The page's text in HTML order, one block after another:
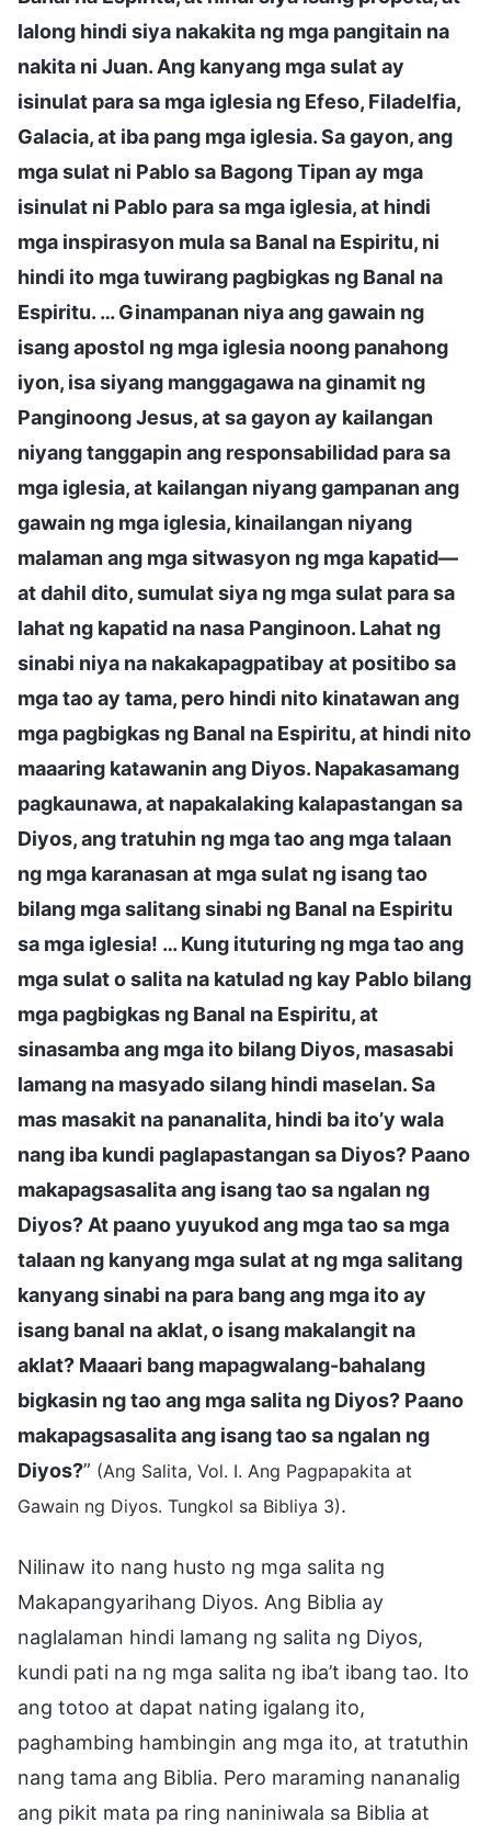
lalong hindi siya nakakita ng mga pangitain na
nakita ni Juan. Ang kanyang mga sulat ay
isinulat para sa mga iglesia ng Efeso, Filadelfia,
Galacia, at iba pang mga iglesia. Sa gayon, ang
mga sulat ni Pablo sa Bagong Tipan ay mga
isinulat ni Pablo para sa mga iglesia, at hindi
mga inspirasyon mula sa Banal na Espiritu, ni
hindi ito mga tuwirang pagbigkas ng Banal na
Espiritu. … Ginampanan niya ang gawain ng
isang apostol ng mga iglesia noong panahong
iyon, isa siyang manggagawa na ginamit ng
Panginoong Jesus, at sa gayon ay kailangan
niyang tanggapin ang responsabilidad para sa
mga iglesia, at kailangan niyang gampanan ang
gawain ng mga iglesia, kinailangan niyang
malaman ang mga sitwasyon ng mga kapatid—
at dahil dito, sumulat siya ng mga sulat para sa
lahat ng kapatid na nasa Panginoon. Lahat ng
sinabi niya na nakakapagpatibay at positibo sa
mga tao ay tama, pero hindi nito kinatawan ang
mga pagbigkas ng Banal na Espiritu, at hindi nito
maaaring katawanin ang Diyos. Napakasamang
pagkaunawa, at napakalaking kalapastangan sa
Diyos, ang tratuhin ng mga tao ang mga talaan
ng mga karanasan at mga sulat ng isang tao
bilang mga salitang sinabi ng Banal na Espiritu
sa mga iglesia! … Kung ituturing ng mga tao ang
mga sulat o salita na katulad ng kay Pablo bilang
mga pagbigkas ng Banal na Espiritu, at
sinasamba ang mga ito bilang Diyos, masasabi
lamang na masyado silang hindi maselan. Sa
mas masakit na pananalita, hindi ba ito’y wala
nang iba kundi paglapastangan sa Diyos? Paano
makapagsasalita ang isang tao sa ngalan ng
Diyos? At paano yuyukod ang mga tao sa mga
talaan ng kanyang mga sulat at ng mga salitang
kanyang sinabi na para bang ang mga ito ay
isang banal na aklat, o isang makalangit na
aklat? Maaari bang mapagwalang-bahalang
bigkasin ng tao ang mga salita ng Diyos? Paano
makapagsasalita ang isang tao sa ngalan ng
Diyos?” (Ang Salita, Vol. I. Ang Pagpapakita at
Gawain ng Diyos. Tungkol sa Bibliya 3).
Nilinaw ito nang husto ng mga salita ng
Makapangyarihang Diyos. Ang Biblia ay
naglalaman hindi lamang ng salita ng Diyos,
kundi pati na ng mga salita ng iba’t ibang tao. Ito
ang totoo at dapat nating igalang ito,
paghambing hambingin ang mga ito, at tratuthin
nang tama ang Biblia. Pero maraming nananalig
ang pikit mata pa ring naniniwala sa Biblia at